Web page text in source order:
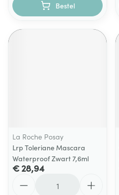
Bestel
La Roche Posay
Lrp Toleriane Mascara
Waterproof Zwart 7,6ml
€ 28,94